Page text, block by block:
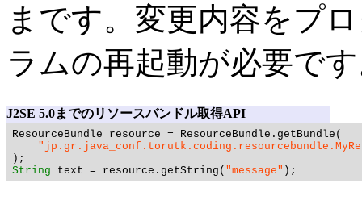
まです。変更内容をプ
ラムの再起動が必要で
J2SE 5.0までのリソースバンドル取得API
ResourceBundle resource = ResourceBundle.getBundle(
String text = resource.getString( "message"